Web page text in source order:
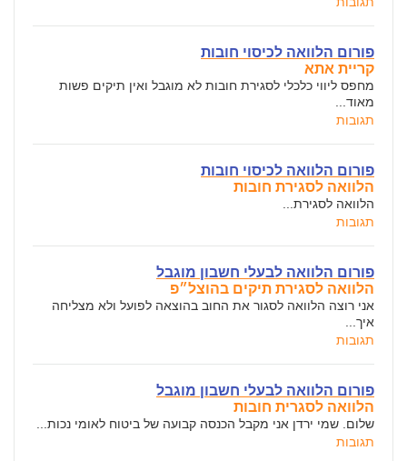
פורום הלוואה לכיסוי חובות
קריית אתא
מחפס ליווי כלכלי לסגירת חובות לא מוגבל ואין תיקים פשות
מאוד...
תגובות
פורום הלוואה לכיסוי חובות
הלוואה לסגירת חובות
הלוואה לסגירת...
תגובות
פורום הלוואה לבעלי חשבון מוגבל
הלוואה לסגירת תיקים בהוצל״פ
אני רוצה הלוואה לסגור את החוב בהוצאה לפועל ולא מצליחה
איך...
תגובות
פורום הלוואה לבעלי חשבון מוגבל
הלוואה לסגרית חובות
שלום. שמי ירדן אני מקבל הכנסה קבועה של ביטוח לאומי נכות...
תגובות